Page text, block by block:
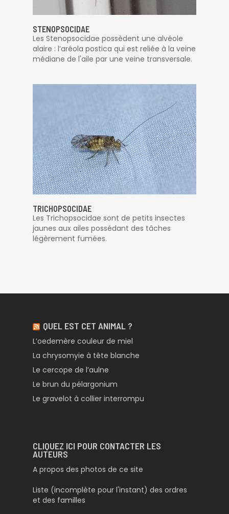
STENOPSOCIDAE
Les Stenopsocidae possèdent une alvéole
alaire : l’aréola postica qui est reliée à la veine
médiane de l'aile par une veine transversale.
TRICHOPSOCIDAE
Les Trichopsocidae sont de petits insectes
jaunes aux ailes possédant des tâches
légèrement fumées.
QUEL EST CET ANIMAL ?
L’oedemère couleur de miel
La chrysomyie à tête blanche
Le cercope de l’aulne
Le brun du pélargonium
Le gravelot à collier interrompu
CLIQUEZ ICI POUR CONTACTER LES
AUTEURS
A propos des photos de ce site
Liste (incomplète pour l'instant) des ordres
et des familles